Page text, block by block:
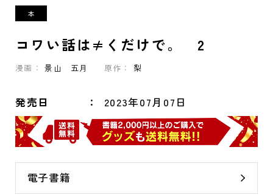
コワい話は≠くだけで。 2
漫画： 景山 五月 原作： 梨
発売日 2023年07月07日
電子書籍